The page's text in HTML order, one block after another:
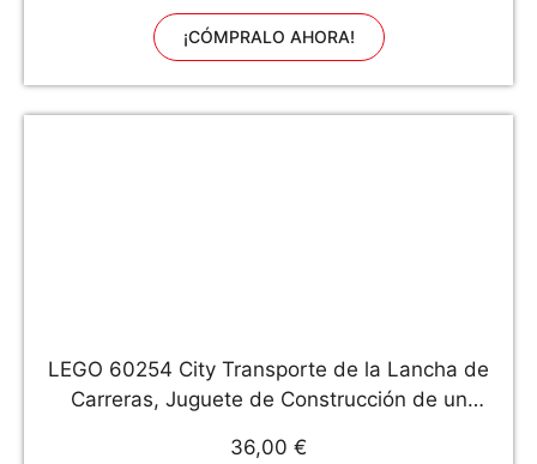
¡CÓMPRALO AHORA!
LEGO 60254 City Transporte de la Lancha de
Carreras, Juguete de Construcción de un
36,00 €